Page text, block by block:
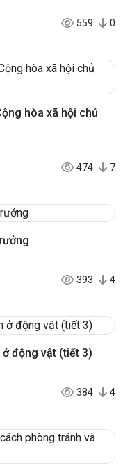
559 0
hòa xã hội chủ
474 7
393 4
động vật (tiết 3)
384 4